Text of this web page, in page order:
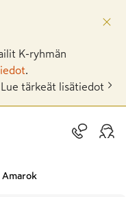
K-ryhmän
Lue tärkeät lisätiedot
Amarok